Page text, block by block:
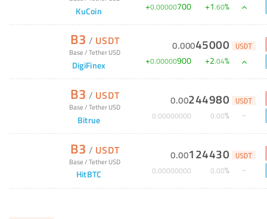
KuCoin +0.00000700 +1.60%
B3 / USDT
Base/Tether USD
DigiFinex
0.00045000 USDT
+0.00000900 +2.04%
B3 / USDT
Base/Tether USD
Bitrue
0.00244980 USDT
0.00000000 0.00%
B3 / USDT
Base/Tether USD
HitBTC
0.00124430 USDT
0.00000000 0.00%